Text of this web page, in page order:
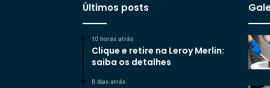
Últimos posts
10 horas atrás
Clique e retire na Leroy Merlin:
saiba os detalhes
6 dias atrás